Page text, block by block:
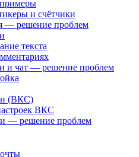
и счётчики
— решение проблем
текста
и чат — решение проблем
(ВКС)
ВКС
— решение проблем